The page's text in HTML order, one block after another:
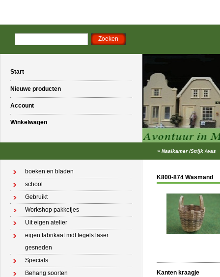
Start
Nieuwe producten
Account
Winkelwagen
» Naaikamer /Strijk /was
boeken en bladen
school
Gebruikt
Workshop pakketjes
Uit eigen atelier
eigen fabrikaat mdf tegels laser
gesneden
Specials
Behang soorten
K800-874 Wasmand
Kanten kraagje